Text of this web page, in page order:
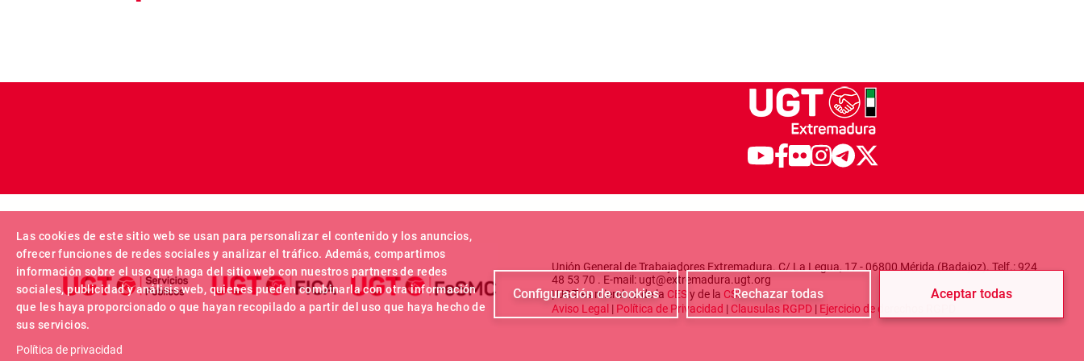
Las cookies de este sitio web se usan para personalizar el contenido y los anuncios,
ofrecer funciones de redes sociales y analizar el tráfico. Además, compartimos
información sobre el uso que haga del sitio web con nuestros partners de redes
sociales, publicidad y análisis web, quienes pueden combinarla con otra información
que les haya proporcionado o que hayan recopilado a partir del uso que haya hecho de
sus servicios.
Política de privacidad
Configuración de cookies Rechazar todas Aceptar todas
Unión General de Trabajadores Extremadura. C/ La Legua, 17 - 06800 Mérida (Badajoz). Telf.: 924
48 53 70 . E-mail: ugt@extremadura.ugt.org
| UGT es miembro de la CES y de la CSI
Aviso Legal | Política de Privacidad | Clausulas RGPD | Ejercicio de derechos RGPD